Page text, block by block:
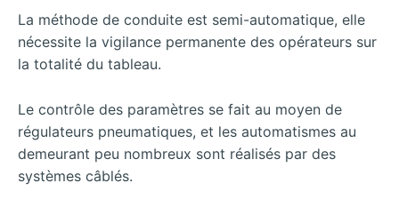
La méthode de conduite est semi-automatique, elle
nécessite la vigilance permanente des opérateurs sur
la totalité du tableau.
Le contrôle des paramètres se fait au moyen de
régulateurs pneumatiques, et les automatismes au
demeurant peu nombreux sont réalisés par des
systèmes câblés.